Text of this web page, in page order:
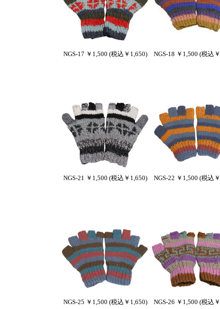
NGS-17 ￥1,500 (税込￥1,650) NGS-18 ￥1,500 (税込
NGS-21 ￥1,500 (税込￥1,650) NGS-22 ￥1,500 (税込
NGS-25 ￥1,500 (税込￥1,650) NGS-26 ￥1,500 (税込